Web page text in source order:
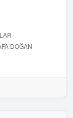
11-16 Ocak
milyon
tutarında
ve